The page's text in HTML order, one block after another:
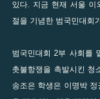
있다. 지금 현재 서울 이
절을 기념한 범국민대회
범국민대회 2부 사회를
촛불항쟁을 촉발시킨 청
송조은 학생은 이명박